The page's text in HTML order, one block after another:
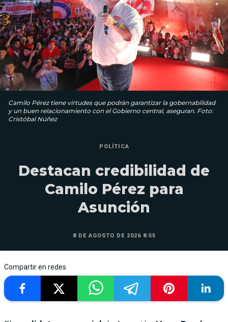
Camilo Pérez tiene virtudes que podrán garantizar la gobernabilidad
y un buen relacionamiento con el Gobierno central, aseguran. Foto:
Cristóbal Núñez
POLÍTICA
Destacan credibilidad de
Camilo Pérez para
Asunción
8 DE AGOSTO DE 2026 8:55
Compartir en redes